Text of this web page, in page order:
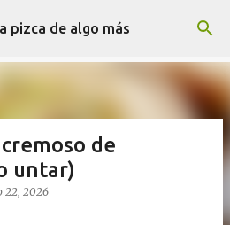
principal
pizca de algo más
de
untar)
22, 2026